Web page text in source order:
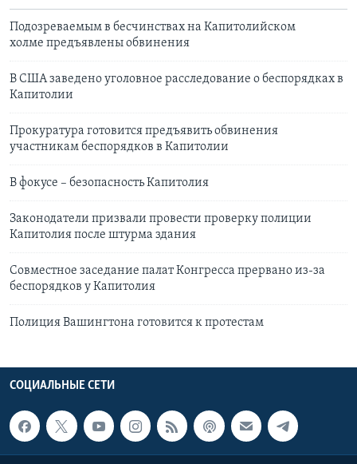
Подозреваемым в бесчинствах на Капитолийском
холме предъявлены обвинения
В США заведено уголовное расследование о беспорядках в
Капитолии
Прокуратура готовится предъявить обвинения
участникам беспорядков в Капитолии
В фокусе – безопасность Капитолия
Законодатели призвали провести проверку полиции
Капитолия после штурма здания
Совместное заседание палат Конгресса прервано из-за
беспорядков у Капитолия
Полиция Вашингтона готовится к протестам
СОЦИАЛЬНЫЕ СЕТИ